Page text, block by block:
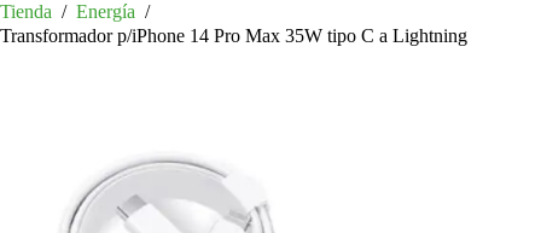
Tienda / Energía /
Transformador p/iPhone 14 Pro Max 35W tipo C a Lightning